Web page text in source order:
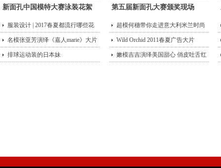
新面孔中国模特大赛泳装花絮 第五届新面孔大赛颁奖现场
服装设计 | 2017春夏都流行哪些花
型？
超模何穗带你走进意大利米兰时尚
街头
名模张亚芳演绎《嘉人marie》大片 Wild Orchid 2011春夏广告大片
排球运动装的日本妹 嫩模吉吉演绎美国甜心 俏皮吐舌红